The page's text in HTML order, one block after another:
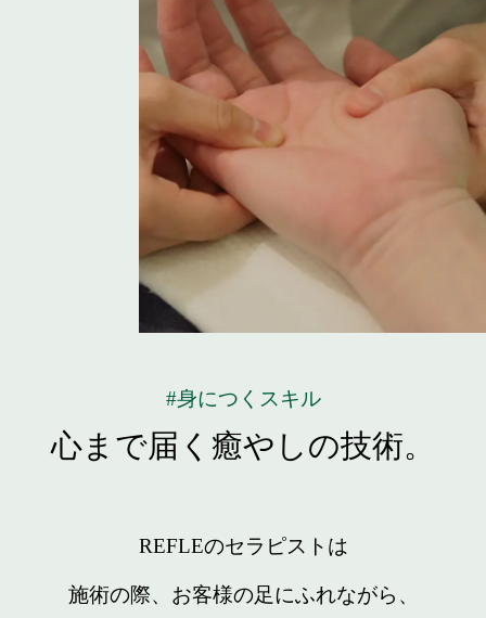
#身につくスキル
心まで届く癒やしの技術。
REFLEのセラピストは
施術の際、お客様の足にふれながら、